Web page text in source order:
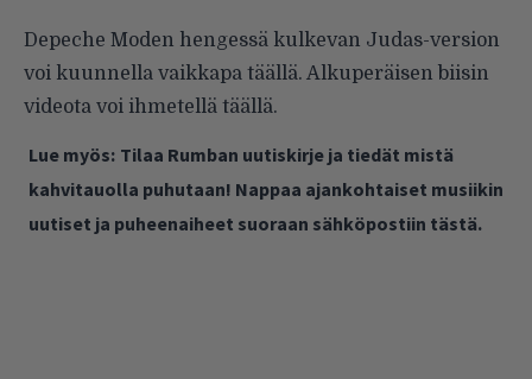
Depeche Moden hengessä kulkevan Judas-version
voi kuunnella vaikkapa täällä. Alkuperäisen biisin
videota voi ihmetellä täällä.
Lue myös: Tilaa Rumban uutiskirje ja tiedät mistä
kahvitauolla puhutaan! Nappaa ajankohtaiset musiikin
uutiset ja puheenaiheet suoraan sähköpostiin tästä.